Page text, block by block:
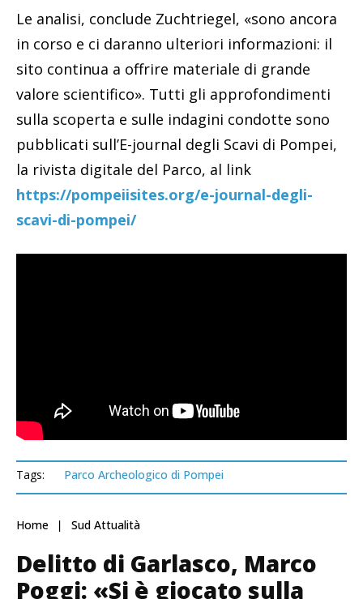
Le analisi, conclude Zuchtriegel, «sono ancora
in corso e ci daranno ulteriori informazioni: il
sito continua a offrire materiale di grande
valore scientifico». Tutti gli approfondimenti
sulla scoperta e sulle indagini condotte sono
pubblicati sull’E-journal degli Scavi di Pompei,
la rivista digitale del Parco, al link
https://pompeiisites.org/e-journal-degli-
scavi-di-pompei/
Tags: Parco Archeologico di Pompei
Home Sud Attualità
Delitto di Garlasco, Marco
Poggi: «Si è giocato sulla